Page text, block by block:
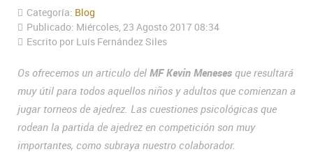
Categoría: Blog
Publicado: Miércoles, 23 Agosto 2017 08:34
Escrito por Luís Fernández Siles
Os ofrecemos un articulo del MF Kevin Meneses que resultará
muy útil para todos aquellos niños y adultos que comienzan a
jugar torneos de ajedrez. Las cuestiones psicológicas que
rodean la partida de ajedrez en competición son muy
importantes, como subraya nuestro colaborador.